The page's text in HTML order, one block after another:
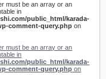
must be an array or an
in
public_html/karada-
comment-query.php on
must be an array or an
in
public_html/karada-
comment-query.php on